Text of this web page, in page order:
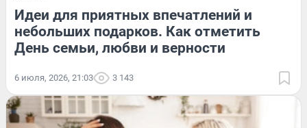
Идеи для приятных впечатлений и
небольших подарков. Как отметить
День семьи, любви и верности
6 июля, 2026, 21:03 3 143